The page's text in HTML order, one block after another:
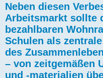
Neben diesen
Arbeitsmarkt sollte
bezahlbaren
Schulen als
des
– von zeitgemäßen
und -materialien